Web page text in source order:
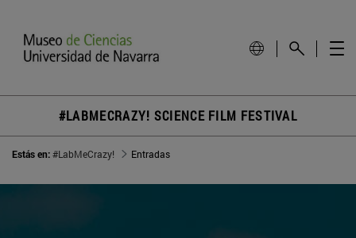
#LABMECRAZY! SCIENCE FILM FESTIVAL
Estás en:#LabMeCrazy! Entradas